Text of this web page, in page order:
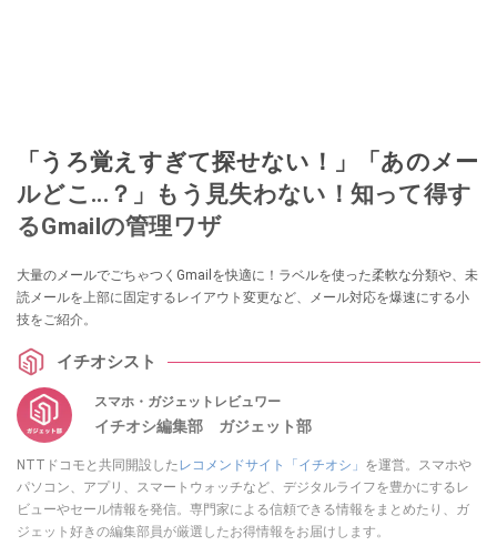
「うろ覚えすぎて探せない！」「あのメー
ルどこ...？」もう見失わない！知って得す
るGmailの管理ワザ
大量のメールでごちゃつくGmailを快適に！ラベルを使った柔軟な分類や、未
読メールを上部に固定するレイアウト変更など、メール対応を爆速にする小
技をご紹介。
イチオシスト
スマホ・ガジェットレビュワー
イチオシ編集部 ガジェット部
NTTドコモと共同開設した レコメンドサイト「イチオシ」 を運営。スマホや
パソコン、アプリ、スマートウォッチなど、デジタルライフを豊かにするレ
ビューやセール情報を発信。専門家による信頼できる情報をまとめたり、ガ
ジェット好きの編集部員が厳選したお得情報をお届けします。